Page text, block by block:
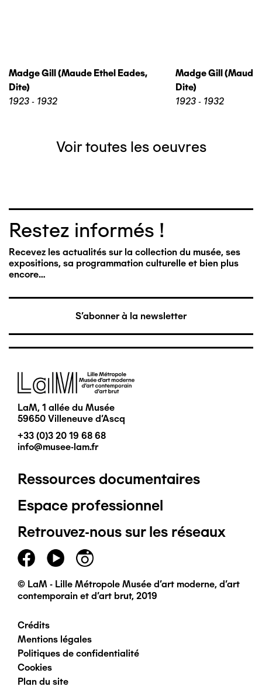
Madge Gill (maude Ethel Eades,
Dite)
1923 - 1932
Madge Gill (maude
Dite)
1923 - 1932
Voir toutes les oeuvres
Restez informés !
Recevez les actualités sur la collection du musée, ses
expositions, sa programmation culturelle et bien plus
encore…
S'abonner à la newsletter
Image
LaM, 1 allée du Musée
59650 Villeneuve d'Ascq
+33 (0)3 20 19 68 68
info@musee-lam.fr
Pied
de
page
principal
Ressources documentaires
Espace professionnel
Retrouvez-nous sur les réseaux
© LaM - Lille Métropole Musée d'art moderne, d'art
contemporain et d'art brut, 2019
Pied
de
page
Crédits
Mentions légales
Politiques de confidentialité
Cookies
Plan du site